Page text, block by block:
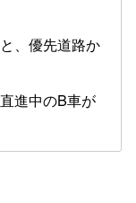
、優先道路か
進中のB車が